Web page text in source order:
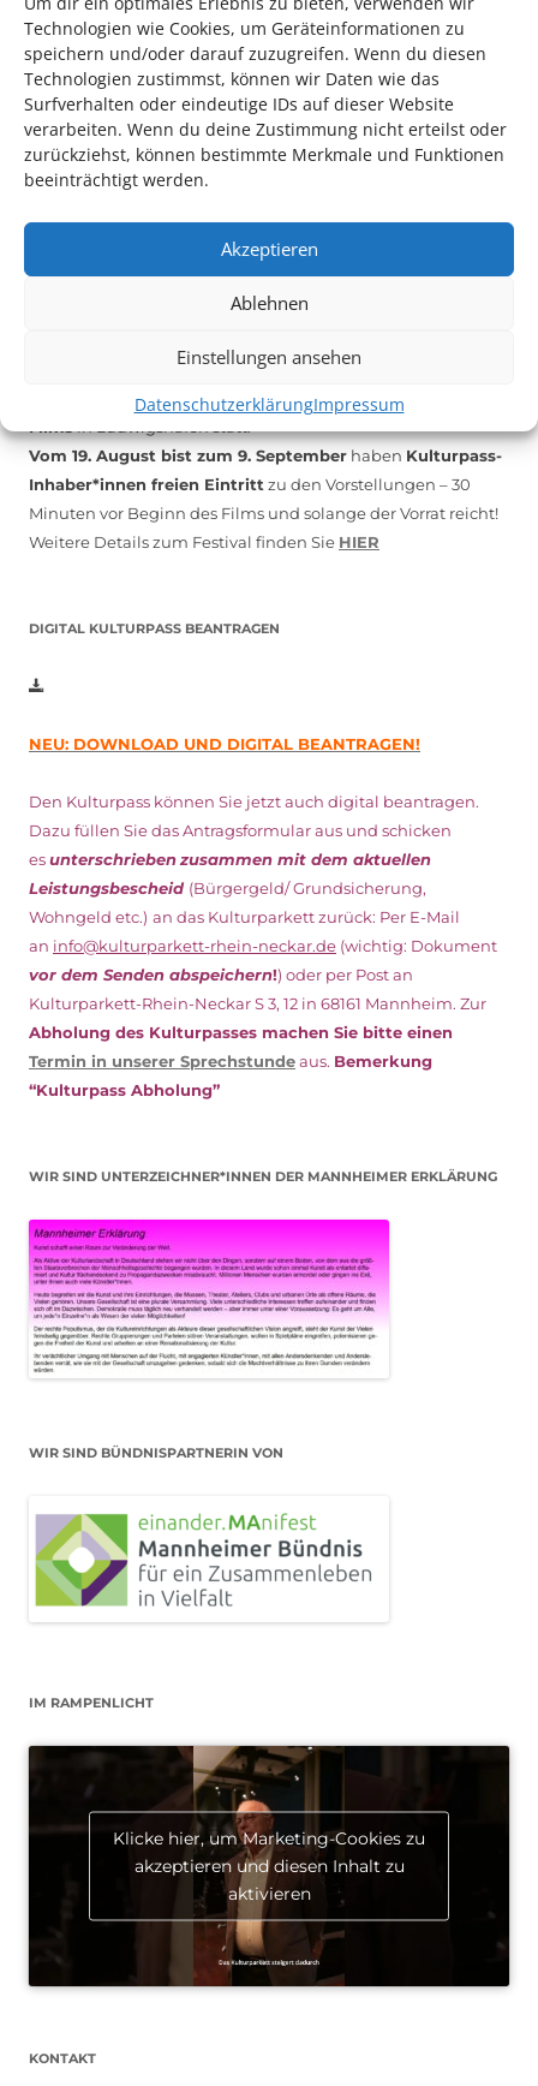
Technologien wie Cookies, um Geräteinformationen zu
speichern und/oder darauf zuzugreifen. Wenn du diesen
Technologien zustimmst, können wir Daten wie das
Surfverhalten oder eindeutige IDs auf dieser Website
verarbeiten. Wenn du deine Zustimmung nicht erteilst oder
zurückziehst, können bestimmte Merkmale und Funktionen
beeinträchtigt werden.
Akzeptieren
Ablehnen
Einstellungen ansehen
DatenschutzerklärungImpressum
melden Sie sich unterinfo@kulturparkett-rhein-neckar.de
*KULTURTIPP SOMMERPAUSE: FESTIVAL DES DEUTSCHEN FILMS*
Auch dieses Jahr findet wieder dasFestival des deutschen
Vom 19. August bist zum 9. September haben Kulturpass-
Inhaber*innen freien Eintritt zu den Vorstellungen – 30
Minuten vor Beginn des Films und solange der Vorrat reicht!
Weitere Details zum Festival finden Sie HIER
DIGITAL KULTURPASS BEANTRAGEN
NEU: DOWNLOAD UND DIGITAL BEANTRAGEN!
Den Kulturpass können Sie jetzt auch digital beantragen.
Dazu füllen Sie das Antragsformular aus und schicken
esunterschriebenzusammen mit dem aktuellen
Leistungsbescheid (Bürgergeld/ Grundsicherung,
Wohngeld etc.) an das Kulturparkett zurück: Per E-Mail
an info@kulturparkett-rhein-neckar.de (wichtig: Dokument
vor dem Senden abspeichern!) oder per Post an
Kulturparkett-Rhein-Neckar S 3, 12 in 68161 Mannheim. Zur
Abholung des Kulturpasses machen Sie bitte einen
Termin in unserer Sprechstundeaus. Bemerkung
“Kulturpass Abholung”
WIR SIND UNTERZEICHNER*INNEN DER MANNHEIMER ERKLÄRUNG
WIR SIND BÜNDNISPARTNERIN VON
IM RAMPENLICHT
Klicke hier, um Marketing-Cookies zu
akzeptieren und diesen Inhalt zu
aktivieren
KONTAKT